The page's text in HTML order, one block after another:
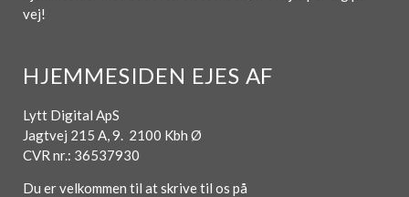
vej!
HJEMMESIDEN EJES AF
Lytt Digital ApS
Jagtvej 215 A, 9. 2100 Kbh Ø
CVR nr.: 36537930
Du er velkommen til at skrive til os på